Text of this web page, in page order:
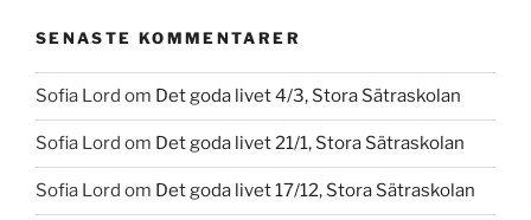
SENASTE KOMMENTARER
Sofia Lord om Det goda livet 4/3, Stora Sätraskolan
Sofia Lord om Det goda livet 21/1, Stora Sätraskolan
Sofia Lord om Det goda livet 17/12, Stora Sätraskolan